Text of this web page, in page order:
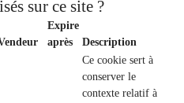
sur ce site ?
Expire
après
Description
Ce cookie sert à
conserver le
contexte relatif à